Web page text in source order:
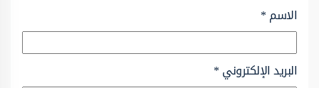
الاسم*
البريد الإلكتروني*